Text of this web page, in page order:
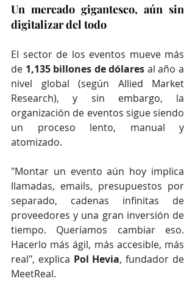
Un mercado gigantesco, aún sin
digitalizar del todo
El sector de los eventos mueve más
de 1,135 billones de dólares al año a
nivel global (según Allied Market
Research), y sin embargo, la
organización de eventos sigue siendo
un proceso lento, manual y
atomizado.
"Montar un evento aún hoy implica
llamadas, emails, presupuestos por
separado, cadenas infinitas de
proveedores y una gran inversión de
tiempo. Queríamos cambiar eso.
Hacerlo más ágil, más accesible, más
real", explica Pol Hevia, fundador de
MeetReal.